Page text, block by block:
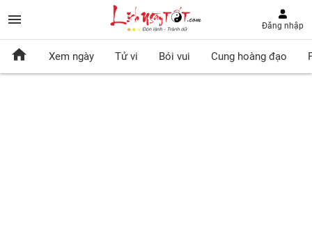
Đăng nhập
Xem ngày Tử vi Bói vui Cung hoàng đạo